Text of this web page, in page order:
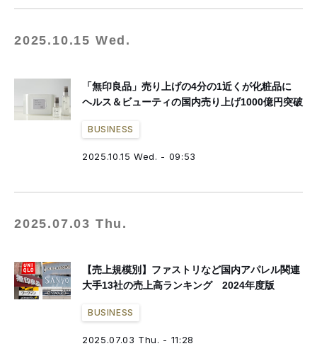
2025.10.15 Wed.
「無印良品」売り上げの4分の1近くが化粧品に
ヘルス＆ビューティの国内売り上げ1000億円突破
BUSINESS
2025.10.15 Wed. - 09:53
2025.07.03 Thu.
【売上規模別】ファストリなど国内アパレル関連
大手13社の売上高ランキング 2024年度版
BUSINESS
2025.07.03 Thu. - 11:28